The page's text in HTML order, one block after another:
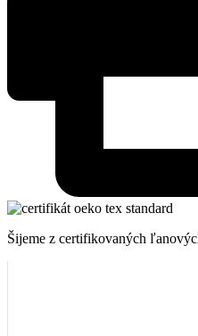
Šijeme z certifikovaných